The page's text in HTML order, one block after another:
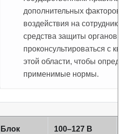
дополнительных факторов,
воздействия на
средства защиты органов
проконсультироваться с
этой области, чтобы
применимые нормы.
Блок
100–127 В